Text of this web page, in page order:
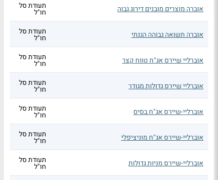
אוברה מוצרים מובנים דירוג גבוה תעודת סל
חו"ל
אוברה תשואה גבוהה הגנתי תעודת סל
חו"ל
אוברליי שיירס אג"ח טווח קצר תעודת סל
חו"ל
אוברליי שיירס גדולות מגודר תעודת סל
חו"ל
אוברליי-שיירס אג"ח בסיס תעודת סל
חו"ל
אוברליי-שיירס אג"ח מוניציפלי תעודת סל
חו"ל
אוברליי-שיירס מניות גדולות תעודת סל
חו"ל